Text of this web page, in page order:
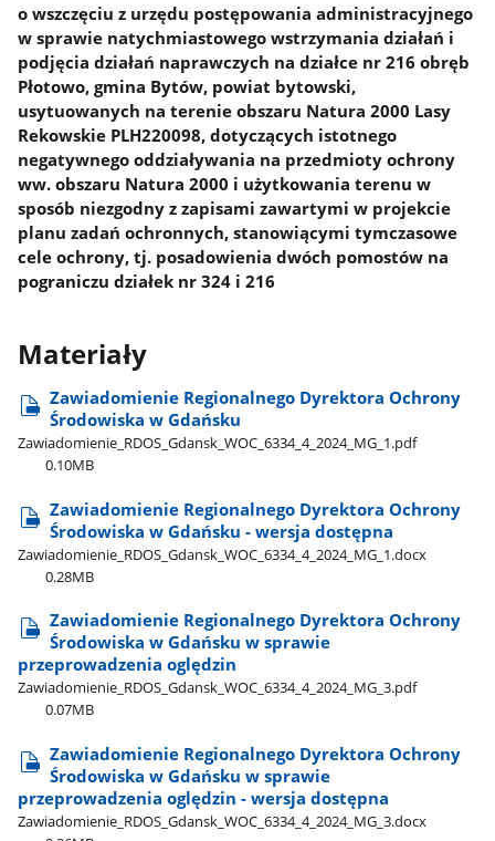
o wszczęciu z urzędu postępowania administracyjnego
w sprawie natychmiastowego wstrzymania działań i
podjęcia działań naprawczych na działce nr 216 obręb
Płotowo, gmina Bytów, powiat bytowski,
usytuowanych na terenie obszaru Natura 2000 Lasy
Rekowskie PLH220098, dotyczących istotnego
negatywnego oddziaływania na przedmioty ochrony
ww. obszaru Natura 2000 i użytkowania terenu w
sposób niezgodny z zapisami zawartymi w projekcie
planu zadań ochronnych, stanowiącymi tymczasowe
cele ochrony, tj. posadowienia dwóch pomostów na
pograniczu działek nr 324 i 216
Materiały
Zawiadomienie Regionalnego Dyrektora Ochrony
Środowiska w Gdańsku
Zawiadomienie​_RDOS​_Gdansk​_WOC​_6334​_4​_2024​_MG​_1.pdf
0.10MB
Zawiadomienie Regionalnego Dyrektora Ochrony
Środowiska w Gdańsku - wersja dostępna
Zawiadomienie​_RDOS​_Gdansk​_WOC​_6334​_4​_2024​_MG​_1.docx
0.28MB
Zawiadomienie Regionalnego Dyrektora Ochrony
Środowiska w Gdańsku w sprawie
przeprowadzenia oględzin
Zawiadomienie​_RDOS​_Gdansk​_WOC​_6334​_4​_2024​_MG​_3.pdf
0.07MB
Zawiadomienie Regionalnego Dyrektora Ochrony
Środowiska w Gdańsku w sprawie
przeprowadzenia oględzin - wersja dostępna
Zawiadomienie​_RDOS​_Gdansk​_WOC​_6334​_4​_2024​_MG​_3.docx